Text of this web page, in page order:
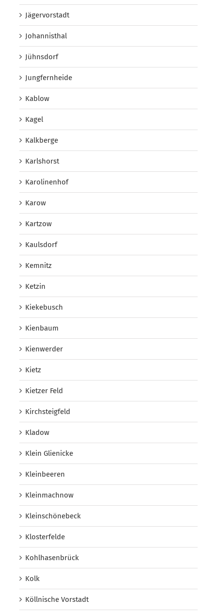
Jägervorstadt
Johannisthal
Jühnsdorf
Jungfernheide
Kablow
Kagel
Kalkberge
Karlshorst
Karolinenhof
Karow
Kartzow
Kaulsdorf
Kemnitz
Ketzin
Kiekebusch
Kienbaum
Kienwerder
Kietz
Kietzer Feld
Kirchsteigfeld
Kladow
Klein Glienicke
Kleinbeeren
Kleinmachnow
Kleinschönebeck
Klosterfelde
Kohlhasenbrück
Kolk
Köllnische Vorstadt